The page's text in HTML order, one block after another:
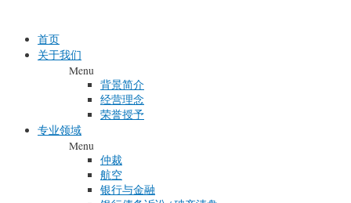
content 首页
关于我们
Menu
背景简介
经营理念
荣誉授予
专业领域
Menu
仲裁
航空
银行与金融